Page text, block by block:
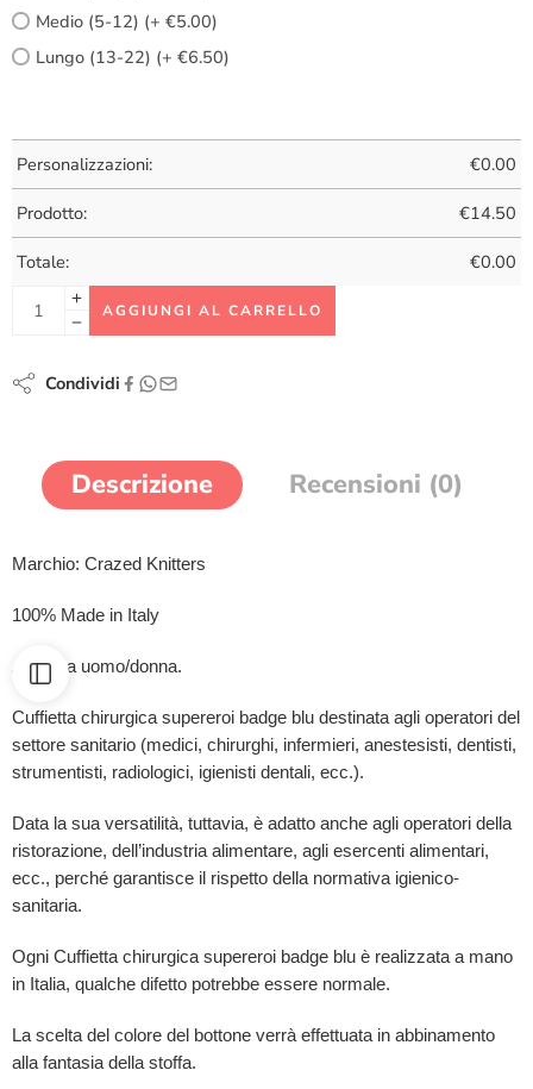
Medio (5-12) (+ €5.00)
Lungo (13-22) (+ €6.50)
Personalizzazioni: €0.00
Prodotto: €14.50
Totale: €0.00
AGGIUNGI AL CARRELLO
Condividi
Descrizione Recensioni (0)
Marchio: Crazed Knitters
100% Made in Italy
Adatta a uomo/donna.
Cuffietta chirurgica supereroi badge blu destinata agli operatori del
settore sanitario (medici, chirurghi, infermieri, anestesisti, dentisti,
strumentisti, radiologici, igienisti dentali, ecc.).
Data la sua versatilità, tuttavia, è adatto anche agli operatori della
ristorazione, dell’industria alimentare, agli esercenti alimentari,
ecc., perché garantisce il rispetto della normativa igienico-
sanitaria.
Ogni Cuffietta chirurgica supereroi badge blu è realizzata a mano
in Italia, qualche difetto potrebbe essere normale.
La scelta del colore del bottone verrà effettuata in abbinamento
alla fantasia della stoffa.